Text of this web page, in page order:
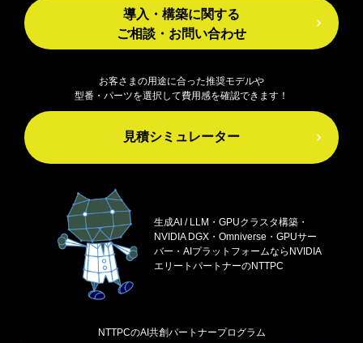
導入・構築に関する
ご相談・お問い合わせ
お客さまの用途に合った推奨モデルや
型番・パーツを選択して費用感を確認できます！
見積シミュレーター
生成AI / LLM・GPUクラスタ構築・
NVIDIA DGX・ Omniverse・GPUサー
バー・AIプラットフォームなら NVIDIA
エリートパートナーのNTTPC
NTTPCのAI共創パートナープログラム